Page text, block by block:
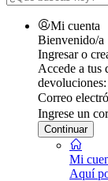
Mi cuenta
Bienvenido/a
Ingresar o
Accede a tus
devoluciones:
Correo
Ingrese un
Continuar
Mi
Aquí